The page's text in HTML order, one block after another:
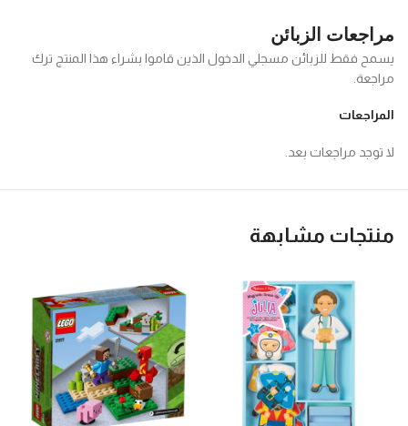
مراجعات الزبائن
المراجعات
لا توجد مراجعات بعد.
يسمح فقط للزبائن مسجلي الدخول الذين قاموا بشراء هذا المنتج ترك
مراجعة.
منتجات مشابهة